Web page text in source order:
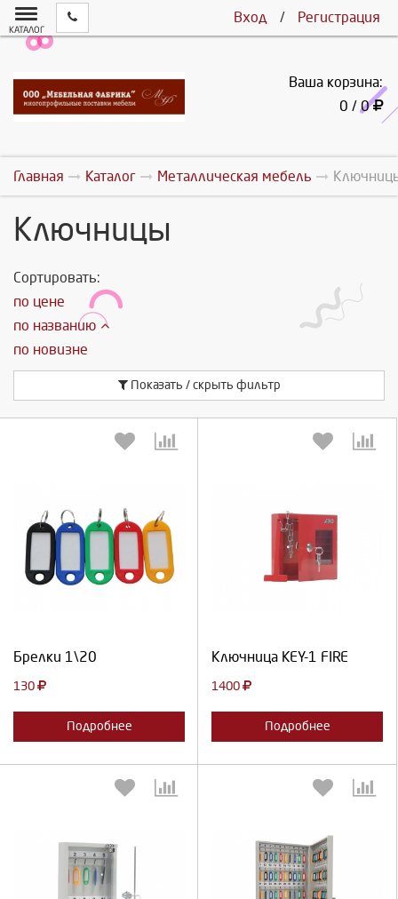
Вход / Регистрация
КАТАЛОГ
Ваша корзина:
0 / 0
Главная Каталог Металлическая мебель
Ключницы
Сортировать:
по цене
по названию
по новизне
Показать / скрыть фильтр
Брелки 1\20
130
Подробнее
Выберите количество:
Ключница KEY-1 FIRE
1400
Подробнее
Выберите количество:
Выберите количество: Выберите количество: